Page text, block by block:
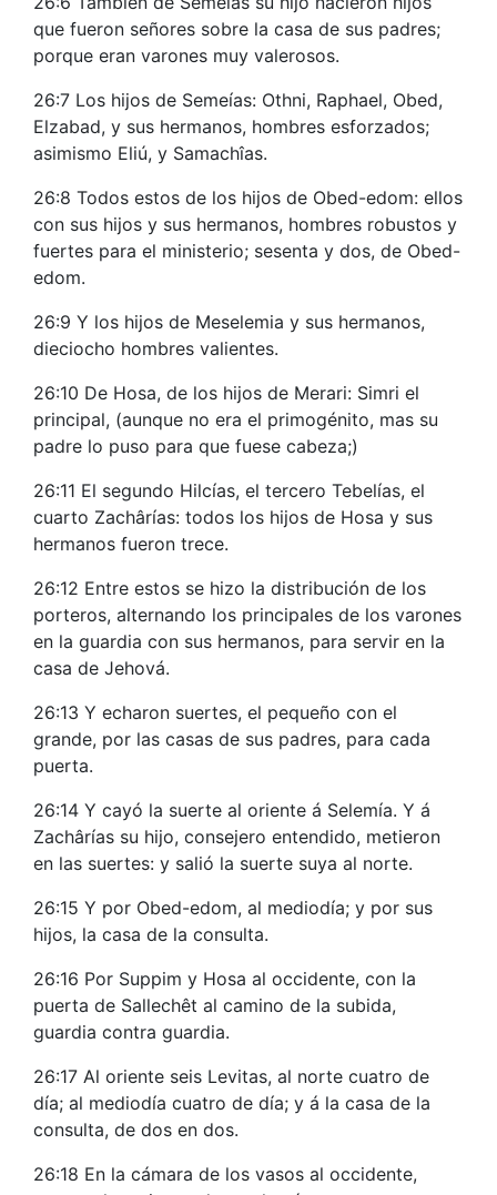
que fueron señores sobre la casa de sus padres;
porque eran varones muy valerosos.
26:7 Los hijos de Semeías: Othni, Raphael, Obed,
Elzabad, y sus hermanos, hombres esforzados;
asimismo Eliú, y Samachîas.
26:8 Todos estos de los hijos de Obed-edom: ellos
con sus hijos y sus hermanos, hombres robustos y
fuertes para el ministerio; sesenta y dos, de Obed-
edom.
26:9 Y los hijos de Meselemia y sus hermanos,
dieciocho hombres valientes.
26:10 De Hosa, de los hijos de Merari: Simri el
principal, (aunque no era el primogénito, mas su
padre lo puso para que fuese cabeza;)
26:11 El segundo Hilcías, el tercero Tebelías, el
cuarto Zachârías: todos los hijos de Hosa y sus
hermanos fueron trece.
26:12 Entre estos se hizo la distribución de los
porteros, alternando los principales de los varones
en la guardia con sus hermanos, para servir en la
casa de Jehová.
26:13 Y echaron suertes, el pequeño con el
grande, por las casas de sus padres, para cada
puerta.
26:14 Y cayó la suerte al oriente á Selemía. Y á
Zachârías su hijo, consejero entendido, metieron
en las suertes: y salió la suerte suya al norte.
26:15 Y por Obed-edom, al mediodía; y por sus
hijos, la casa de la consulta.
26:16 Por Suppim y Hosa al occidente, con la
puerta de Sallechêt al camino de la subida,
guardia contra guardia.
26:17 Al oriente seis Levitas, al norte cuatro de
día; al mediodía cuatro de día; y á la casa de la
consulta, de dos en dos.
26:18 En la cámara de los vasos al occidente,